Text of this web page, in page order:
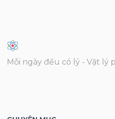
Mỗi ngày đều có lý - Vật lý